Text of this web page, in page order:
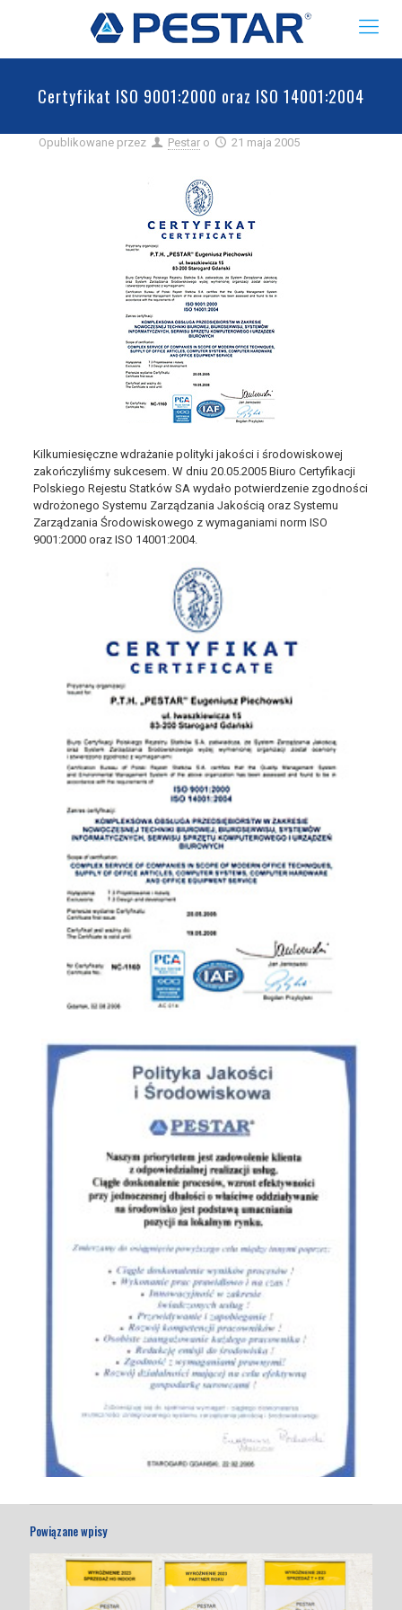
Certyfikat ISO 9001:2000 oraz ISO 14001:2004
Opublikowane przez Pestar o 21 maja 2005
Kilkumiesięczne wdrażanie polityki jakości i środowiskowej
zakończyliśmy sukcesem. W dniu 20.05.2005 Biuro Certyfikacji
Polskiego Rejestu Statków SA wydało potwierdzenie zgodności
wdrożonego Systemu Zarządzania Jakością oraz Systemu
Zarządzania Środowiskowego z wymaganiami norm ISO
9001:2000 oraz ISO 14001:2004.
Powiązane wpisy